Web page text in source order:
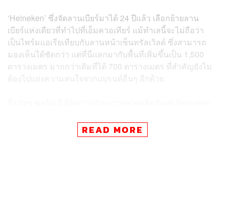
‘Heineken’ ซึ่งจัดลานเบียร์มาได้ 24 ปีแล้ว เลือกย้ายลาน
เบียร์แห่งเดียวที่ทำไปที่เอ็มควอเทียร์ แม้ทำเลนี้จะไม่ถือว่า
เป็นไพร์มแอเรียเทียบกับลานหน้าเซ็นทรัลเวิลด์ ซึ่งสามารถ
มองเห็นได้ชัดกว่า แต่ที่นี่แลกมากับพื้นที่เพิ่มขึ้นเป็น 1,500
ตารางเมตร มากกว่าเดิมที่ได้ 700 ตารางเมตร ที่สำคัญยังไม่
ต้องไปแย่งความสนใจจากแบรนด์อื่นๆ อีกด้วย
ปัญหาอยู่แล้ว เพราะทั้ง 2 เป็นศูนย์การค้าที่ตึงทราฟฟิกเข้า
มาอยู่แล้ว อีกทั้งเป้าหมายของการจัดงานอยู่ที่ทำให้คนรู้จัก
READ MORE